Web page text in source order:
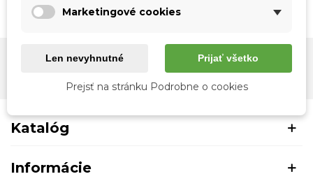
Zobrazené produkty: 1-2 z 2 položiek
Odber noviniek
Katalóg
Informácie
Marketingové cookies
Len nevyhnutné Prijať všetko
Prejsť na stránku Podrobne o cookies